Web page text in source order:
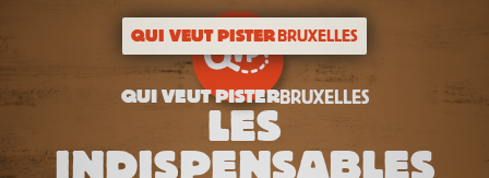
QUI VEUT PISTERBRUXELLES
QUI VEUT PISTERBRUXELLES
LES